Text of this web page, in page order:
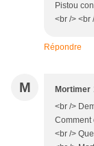
Pistou
<br /> <br
Répondre
M Mortimer
<br />
Comment
<br />